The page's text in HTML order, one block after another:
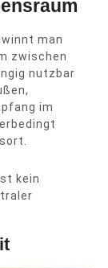
man
zwischen
nutzbar
im
kein